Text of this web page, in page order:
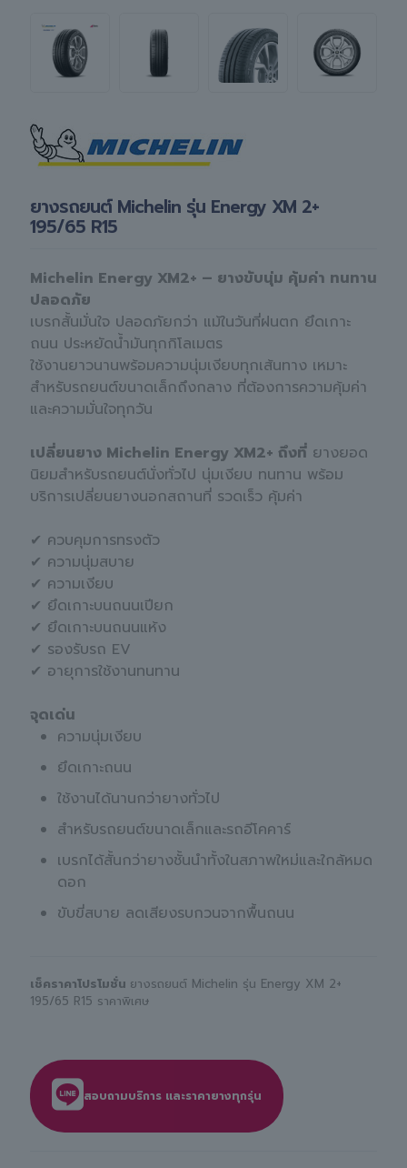
ยางรถยนต์ Michelin รุ่น Energy XM 2+
195/65 R15
Michelin Energy XM2+ – ยางขับนุ่ม คุ้มค่า ทนทาน
ปลอดภัย
เบรกสั้นมั่นใจ ปลอดภัยกว่า แม้ในวันที่ฝนตก ยึดเกาะ
ถนน ประหยัดน้ำมันทุกกิโลเมตร
ใช้งานยาวนานพร้อมความนุ่มเงียบทุกเส้นทาง เหมาะ
สำหรับรถยนต์ขนาดเล็กถึงกลาง ที่ต้องการความคุ้มค่า
และความมั่นใจทุกวัน
เปลี่ยนยาง Michelin Energy XM2+ ถึงที่ ยางยอด
นิยมสำหรับรถยนต์นั่งทั่วไป นุ่มเงียบ ทนทาน พร้อม
บริการเปลี่ยนยางนอกสถานที่ รวดเร็ว คุ้มค่า
✔ ควบคุมการทรงตัว
✔ ความนุ่มสบาย
✔ ความเงียบ
✔ ยึดเกาะบนถนนเปียก
✔ ยึดเกาะบนถนนแห้ง
✔ รองรับรถ EV
✔ อายุการใช้งานทนทาน
จุดเด่น
ความนุ่มเงียบ
ยึดเกาะถนน
ใช้งานได้นานกว่ายางทั่วไป
สำหรับรถยนต์ขนาดเล็กและรถอีโคคาร์
เบรกได้สั้นกว่ายางชั้นนำทั้งในสภาพใหม่และใกล้หมด
ดอก
ขับขี่สบาย ลดเสียงรบกวนจากพื้นถนน
เช็คราคาโปรโมชั่น ยางรถยนต์ Michelin รุ่น Energy XM 2+
195/65 R15 ราคาพิเศษ
สอบถามบริการ และราคายางทุกรุ่น